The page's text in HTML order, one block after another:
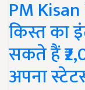
PM
किस्त का
सकते हैं
अपना